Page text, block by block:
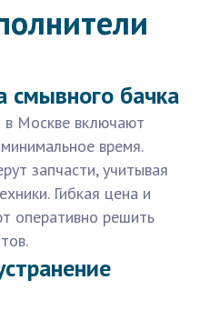
смывного бачка
в Москве включают
время.
запчасти, учитывая
Гибкая цена и
оперативно решить